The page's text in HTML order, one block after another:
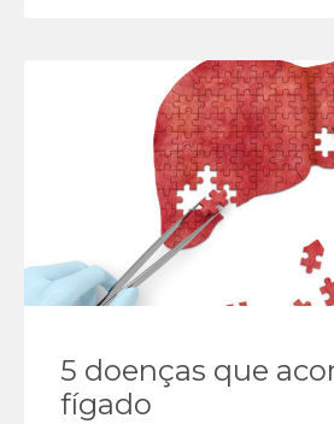
5 doenças que
fígado